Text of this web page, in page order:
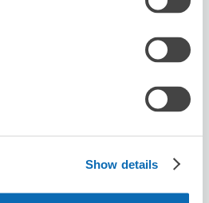
Show details